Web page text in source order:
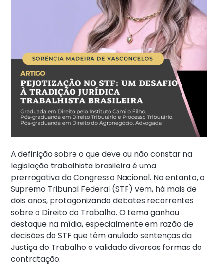
A definição sobre o que deve ou não constar na
legislação trabalhista brasileira é uma
prerrogativa do Congresso Nacional. No entanto, o
Supremo Tribunal Federal (STF) vem, há mais de
dois anos, protagonizando debates recorrentes
sobre o Direito do Trabalho. O tema ganhou
destaque na mídia, especialmente em razão de
decisões do STF que têm anulado sentenças da
Justiça do Trabalho e validado diversas formas de
contratação.